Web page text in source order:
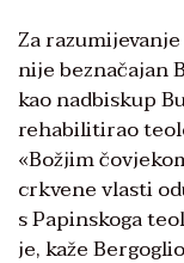
Za
nije beznačajan
kao nadbiskup
rehabilitirao
«Božjim
crkvene vlasti
s Papinskoga
je, kaže